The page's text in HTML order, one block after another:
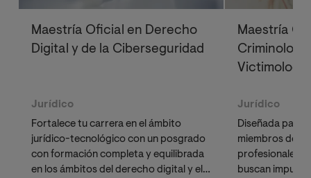
Maestría Oficial en Derecho
Digital y de la Ciberseguridad
Jurídico
Fortalece tu carrera en el ámbito
jurídico-tecnológico con un posgrado
con formación completa y equilibrada
en los ámbitos del derecho digital y el
Maestría
Victimología
Jurídico
Diseñada para
miembros de la
profesionales
buscan